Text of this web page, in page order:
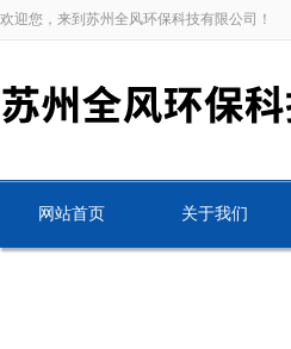
欢迎您，来到苏州全风环保科技有限公司！
网站首页 关于我们